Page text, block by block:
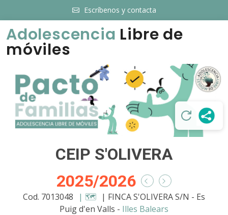
Escríbenos y contacta
Adolescencia Libre de
móviles
CEIP S'OLIVERA
2025/2026
Cod. 7013048 | 🗺️ | FINCA S'OLIVERA S/N - Es
Puig d'en Valls - Illes Balears